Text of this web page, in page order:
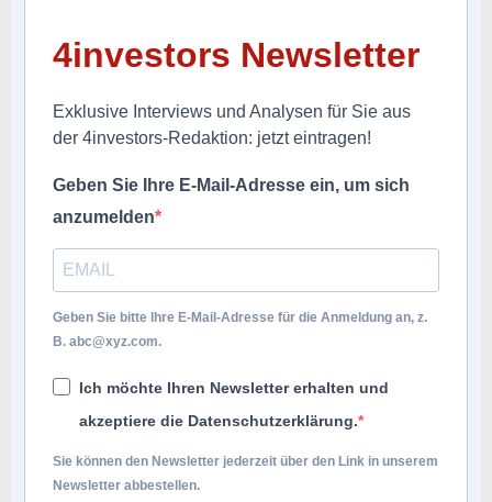
4investors Newsletter
Exklusive Interviews und Analysen für Sie aus
der 4investors-Redaktion: jetzt eintragen!
Geben Sie Ihre E-Mail-Adresse ein, um sich
anzumelden
Geben Sie bitte Ihre E-Mail-Adresse für die Anmeldung an, z.
B. abc@xyz.com.
Ich möchte Ihren Newsletter erhalten und
akzeptiere die Datenschutzerklärung.
Sie können den Newsletter jederzeit über den Link in unserem
Newsletter abbestellen.